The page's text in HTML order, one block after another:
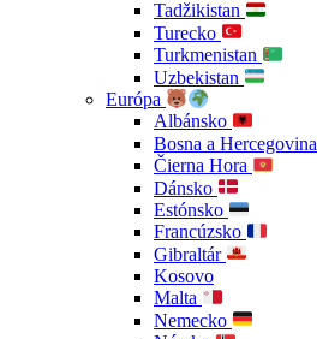
Tadžikistan
Turecko
Turkmenistan
Uzbekistan
Európa
Albánsko
Bosna a Hercegovina
Čierna Hora
Dánsko
Estónsko
Francúzsko
Gibraltár
Kosovo
Malta
Nemecko